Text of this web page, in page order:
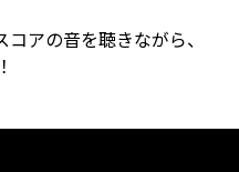
アの音を聴きながら、